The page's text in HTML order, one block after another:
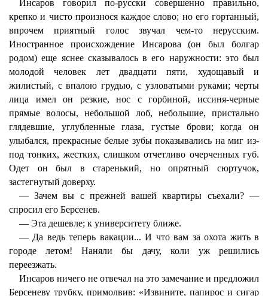
Инсаров говорил по-русски совершенно правильно,
крепко и чисто произнося каждое слово; но его гортанный,
впрочем приятный голос звучал чем-то нерусским.
Иностранное происхождение Инсарова (он был болгар
родом) еще яснее сказывалось в его наружности: это был
молодой человек лет двадцати пяти, худощавый и
жилистый, с впалою грудью, с узловатыми руками; черты
лица имел он резкие, нос с горбиной, иссиня-черные
прямые волосы, небольшой лоб, небольшие, пристально
глядевшие, углубленные глаза, густые брови; когда он
улыбался, прекрасные белые зубы показывались на миг из-
под тонких, жестких, слишком отчетливо очерченных губ.
Одет он был в старенький, но опрятный сюртучок,
застегнутый доверху.
— Зачем вы с прежней вашей квартиры съехали? —
спросил его Берсенев.
— Эта дешевле; к университету ближе.
— Да ведь теперь вакации... И что вам за охота жить в
городе летом! Наняли бы дачу, коли уж решились
переезжать.
Инсаров ничего не отвечал на это замечание и предложил
Берсеневу трубку, примолвив: «Извините, папирос и сигар